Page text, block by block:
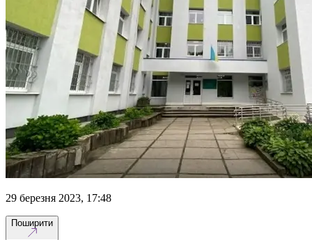
29 березня 2023, 17:48
Поширити